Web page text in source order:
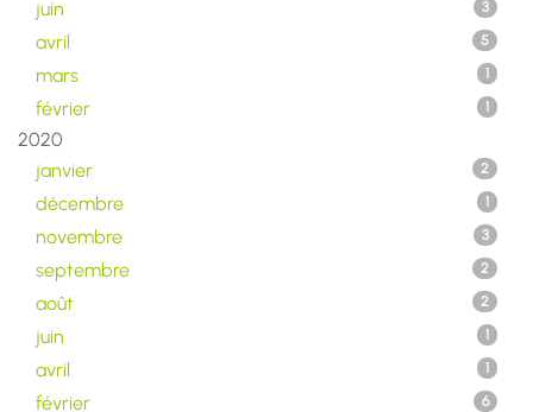
juin 3
avril 5
mars 1
février 1
2020
janvier
2
décembre 1
novembre 3
septembre 2
août 2
juin 1
avril 1
février 6